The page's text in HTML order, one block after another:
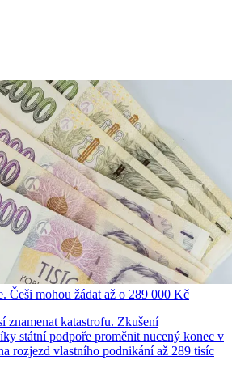
Češi mohou žádat až o 289 000 Kč
znamenat katastrofu. Zkušení
státní podpoře proměnit nucený konec v
rozjezd vlastního podnikání až 289 tisíc